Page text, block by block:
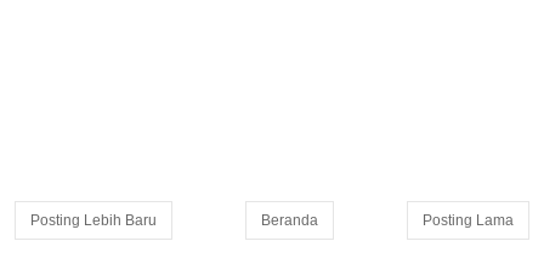
Posting Lebih Baru Posting Lama
Beranda